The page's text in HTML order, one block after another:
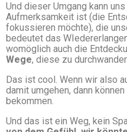
Und dieser Umgang kann
Aufmerksamkeit ist (die
fokussieren möchte), die
bedeutet das
womöglich auch die
Wege, diese zu
Das ist cool. Wenn wir also
damit umgehen, dann
bekommen.
Und das ist ein Weg, kein